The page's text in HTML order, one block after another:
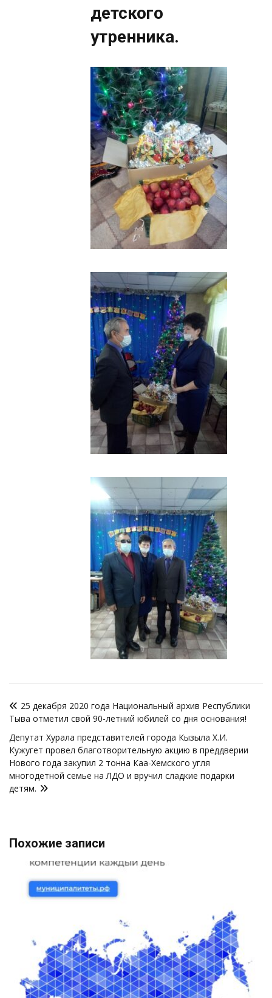
детского
утренника.
по
записям
25 декабря 2020 года Национальный архив Республики
Тыва отметил свой 90-летний юбилей со дня основания!
Депутат Хурала представителей города Кызыла Х.И.
Кужугет провел благотворительную акцию в преддверии
Нового года закупил 2 тонна Каа-Хемского угля
многодетной семье на ЛДО и вручил сладкие подарки
детям.
Похожие записи